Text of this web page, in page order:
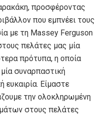
προσφέροντας
που εμπνέει τους
με τη Massey Ferguson
πελάτες μας μία
πρότυπα, η οποία
συναρπαστική
ευκαιρία. Είμαστε
την ολοκληρωμένη
στους πελάτες